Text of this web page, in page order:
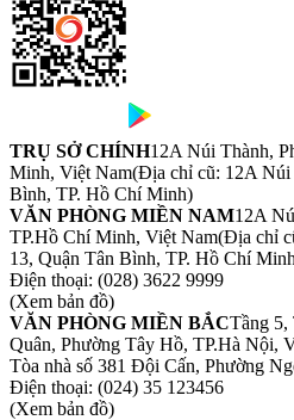
TRỤ SỞ CHÍNH12A Núi Thành,
Minh, Việt Nam(Địa chỉ cũ: 12A Núi
Bình, TP. Hồ Chí Minh)
VĂN PHÒNG MIỀN NAM12A
TP.Hồ Chí Minh, Việt Nam(Địa chỉ
13, Quận Tân Bình, TP. Hồ Chí
Điện thoại: (028) 3622 9999
(Xem bản đồ)
VĂN PHÒNG MIỀN BẮCTầng 5,
Quân, Phường Tây Hồ, TP.Hà Nội,
Tòa nhà số 381 Đội Cấn, Phường
Điện thoại: (024) 35 123456
(Xem bản đồ)